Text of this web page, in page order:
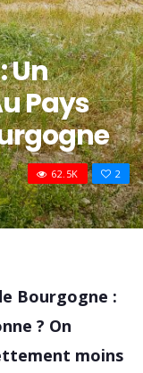
Un
Pays
2
62.5K
Bourgogne :
? On
moins